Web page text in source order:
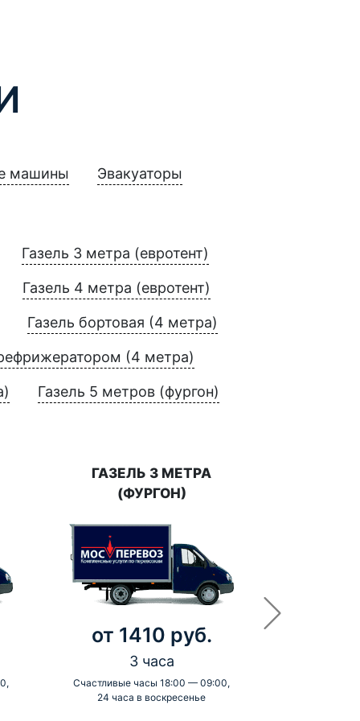
машины Эвакуаторы
Газель 3 метра (евротент)
Газель 4 метра (евротент)
Газель бортовая (4 метра)
(4 метра)
Газель 5 метров (фургон)
ГАЗЕЛЬ 3 МЕТРА
(ФУРГОН)
от 1410 руб.
3 часа
Счастливые часы 18:00 — 09:00,
24 часа в воскресенье
-